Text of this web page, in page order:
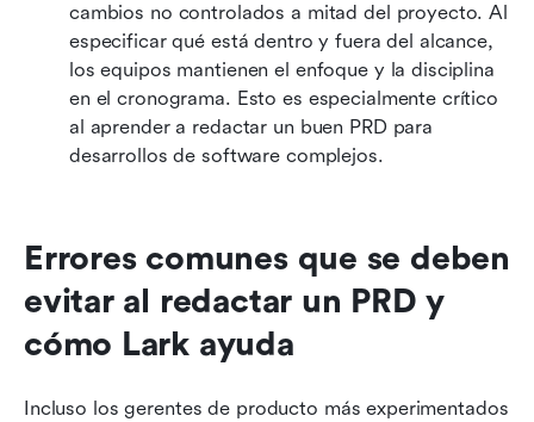
cambios no controlados a mitad del proyecto. Al
especificar qué está dentro y fuera del alcance,
los equipos mantienen el enfoque y la disciplina
en el cronograma. Esto es especialmente crítico
al aprender a redactar un buen PRD para
desarrollos de software complejos.
Errores comunes que se deben
evitar al redactar un PRD y
cómo Lark ayuda
Incluso los gerentes de producto más experimentados